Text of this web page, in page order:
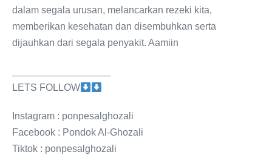
dalam segala urusan, melancarkan rezeki kita,
memberikan kesehatan dan disembuhkan serta
dijauhkan dari segala penyakit. Aamiin
LETS FOLLOW
Instagram : ponpesalghozali
Facebook : Pondok Al-Ghozali
Tiktok : ponpesalghozali